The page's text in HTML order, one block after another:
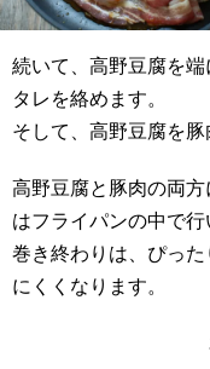
続いて、高野豆腐を
タレを絡めます。
そして、高野豆腐を豚
高野豆腐と豚肉の両
はフライパンの中で行
巻き終わりは、ぴっ
にくくなります。